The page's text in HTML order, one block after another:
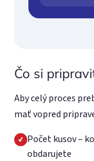
Čo si
Aby celý proces
mať vopred
Počet kusov –
obdarujete